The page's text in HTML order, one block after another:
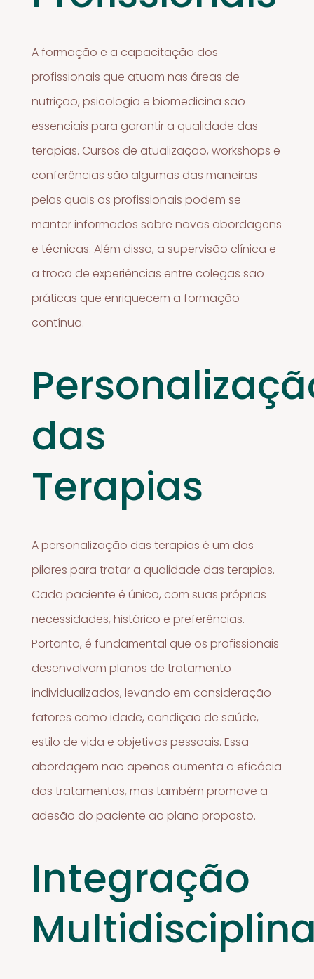
A formação e a capacitação dos
profissionais que atuam nas áreas de
nutrição, psicologia e biomedicina são
essenciais para garantir a qualidade das
terapias. Cursos de atualização, workshops e
conferências são algumas das maneiras
pelas quais os profissionais podem se
manter informados sobre novas abordagens
e técnicas. Além disso, a supervisão clínica e
a troca de experiências entre colegas são
práticas que enriquecem a formação
contínua.
das
Terapias
A personalização das terapias é um dos
pilares para tratar a qualidade das terapias.
Cada paciente é único, com suas próprias
necessidades, histórico e preferências.
Portanto, é fundamental que os profissionais
desenvolvam planos de tratamento
individualizados, levando em consideração
fatores como idade, condição de saúde,
estilo de vida e objetivos pessoais. Essa
abordagem não apenas aumenta a eficácia
dos tratamentos, mas também promove a
adesão do paciente ao plano proposto.
Integração